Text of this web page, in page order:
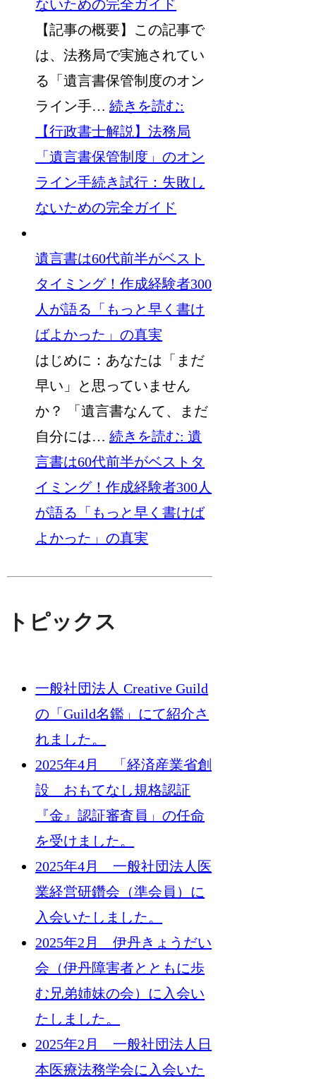
ないための完全ガイド
【記事の概要】この記事で
は、法務局で実施されてい
る「遺言書保管制度のオン
ライン手…続きを読む:
【行政書士解説】法務局
「遺言書保管制度」のオン
ライン手続き試行：失敗し
ないための完全ガイド
遺言書は60代前半がベスト
タイミング！作成経験者300
人が語る「もっと早く書け
ばよかった」の真実
はじめに：あなたは「まだ
早い」と思っていません
か？ 「遺言書なんて、まだ
自分には…続きを読む: 遺
言書は60代前半がベストタ
イミング！作成経験者300人
が語る「もっと早く書けば
よかった」の真実
トピックス
一般社団法人 Creative Guild
の「Guild名鑑」にて紹介さ
れました。
2025年4月 「経済産業省創
設 おもてなし規格認証
『金』認証審査員」の任命
を受けました。
2025年4月 一般社団法人医
業経営研鑽会（準会員）に
入会いたしました。
2025年2月 伊丹きょうだい
会（伊丹障害者とともに歩
む兄弟姉妹の会）に入会い
たしました。
2025年2月 一般社団法人日
本医療法務学会に入会いた